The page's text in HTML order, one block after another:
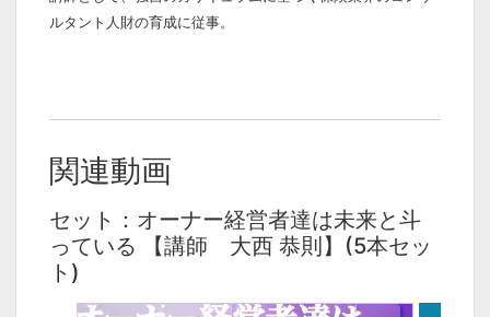
ルタント人財の育成に従事。
関連動画
セット：オーナー経営者達は未来と斗
っている 【講師 大西 恭則】(5本セッ
ト)